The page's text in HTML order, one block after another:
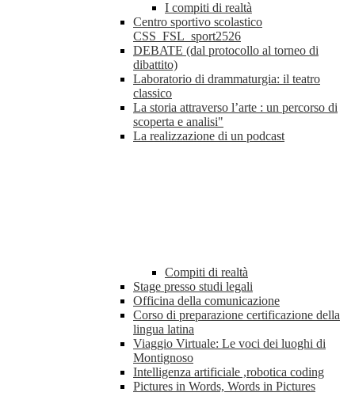
I compiti di realtà
Centro sportivo scolastico
CSS_FSL_sport2526
DEBATE (dal protocollo al torneo di
dibattito)
Laboratorio di drammaturgia: il teatro
classico
La storia attraverso l’arte : un percorso di
scoperta e analisi"
La realizzazione di un podcast
Compiti di realtà
Stage presso studi legali
Officina della comunicazione
Corso di preparazione certificazione della
lingua latina
Viaggio Virtuale: Le voci dei luoghi di
Montignoso
Intelligenza artificiale ,robotica coding
Pictures in Words, Words in Pictures